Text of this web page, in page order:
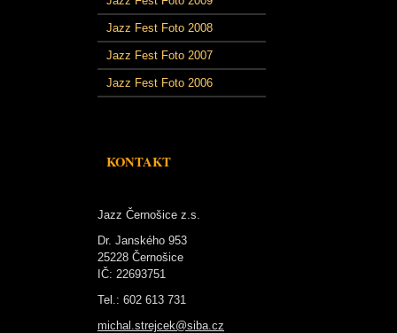
Jazz Fest Foto 2008
Jazz Fest Foto 2007
Jazz Fest Foto 2006
KONTAKT
Jazz Černošice z.s.
Dr. Janského 953
25228 Černošice
IČ: 22693751
Tel.: 602 613 731
michal.strejcek@siba.cz